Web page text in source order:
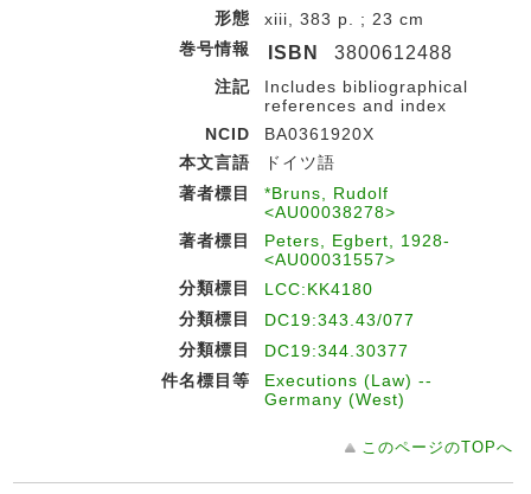
形態
xiii, 383 p. ; 23 cm
巻号情報
ISBN 3800612488
注記
Includes bibliographical
references and index
NCID
BA0361920X
本文言語
ドイツ語
著者標目
*Bruns, Rudolf
<AU00038278>
著者標目
Peters, Egbert, 1928-
<AU00031557>
分類標目
LCC:KK4180
分類標目
DC19:343.43/077
分類標目
DC19:344.30377
件名標目等
Executions (Law) --
Germany (West)
このページのTOPへ